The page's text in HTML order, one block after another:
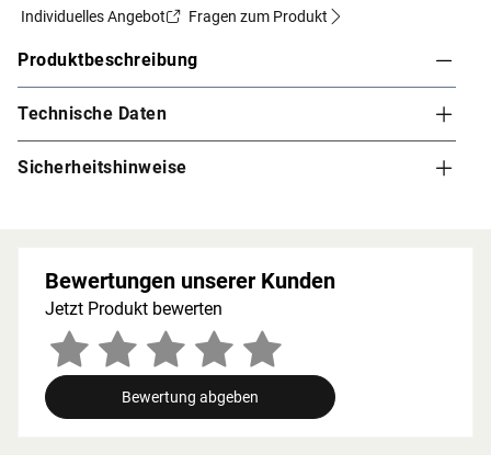
Individuelles Angebot Fragen zum Produkt
Produktbeschreibung
Die Kopfstütze Premium aus Espenholz sorgt für
Technische Daten
Sicherheitshinweise
Bewertungen unserer Kunden
Jetzt Produkt bewerten
Bewertung abgeben